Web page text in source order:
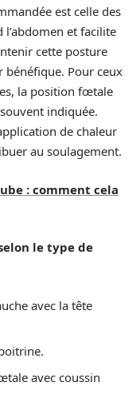
est celle des
et facilite
cette posture
bénéfique. Pour ceux
la position fœtale
indiquée.
de chaleur
au soulagement.
: comment cela
le type de
avec la tête
avec coussin